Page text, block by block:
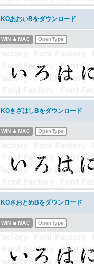
KOあおいBをダウンロード
WIN & MAC OpenType
KOきざはしBをダウンロード
WIN & MAC OpenType
KOさおとめBをダウンロード
WIN & MAC OpenType